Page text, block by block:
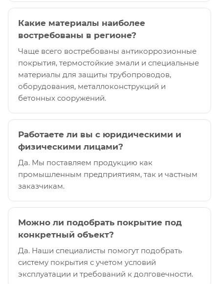
Какие материалы наиболее
востребованы в регионе?
Чаще всего востребованы антикоррозионные
покрытия, термостойкие эмали и специальные
материалы для защиты трубопроводов,
оборудования, металлоконструкций и
бетонных сооружений.
Работаете ли вы с юридическими и
физическими лицами?
Да. Мы поставляем продукцию как
промышленным предприятиям, так и частным
заказчикам.
Можно ли подобрать покрытие под
конкретный объект?
Да. Наши специалисты помогут подобрать
систему покрытия с учетом условий
эксплуатации и требований к долговечности.